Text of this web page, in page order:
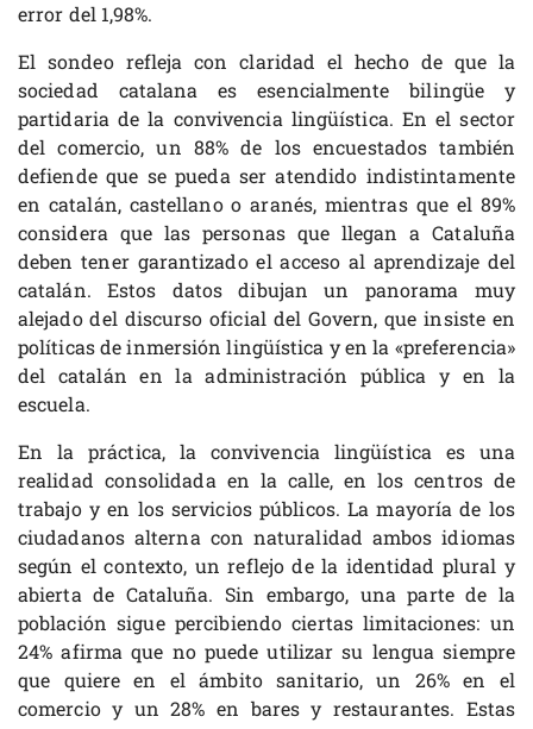
error del 1,98%.
El sondeo refleja con claridad el hecho de que la
sociedad catalana es esencialmente bilingüe y
partidaria de la convivencia lingüística. En el sector
del comercio, un 88% de los encuestados también
defiende que se pueda ser atendido indistintamente
en catalán, castellano o aranés, mientras que el 89%
considera que las personas que llegan a Cataluña
deben tener garantizado el acceso al aprendizaje del
catalán. Estos datos dibujan un panorama muy
alejado del discurso oficial del Govern, que insiste en
políticas de inmersión lingüística y en la «preferencia»
del catalán en la administración pública y en la
escuela.
En la práctica, la convivencia lingüística es una
realidad consolidada en la calle, en los centros de
trabajo y en los servicios públicos. La mayoría de los
ciudadanos alterna con naturalidad ambos idiomas
según el contexto, un reflejo de la identidad plural y
abierta de Cataluña. Sin embargo, una parte de la
población sigue percibiendo ciertas limitaciones: un
24% afirma que no puede utilizar su lengua siempre
que quiere en el ámbito sanitario, un 26% en el
comercio y un 28% en bares y restaurantes. Estas